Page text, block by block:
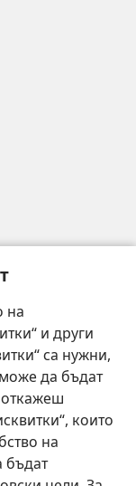
на
и други
са нужни,
да бъдат
които
на
бъдат